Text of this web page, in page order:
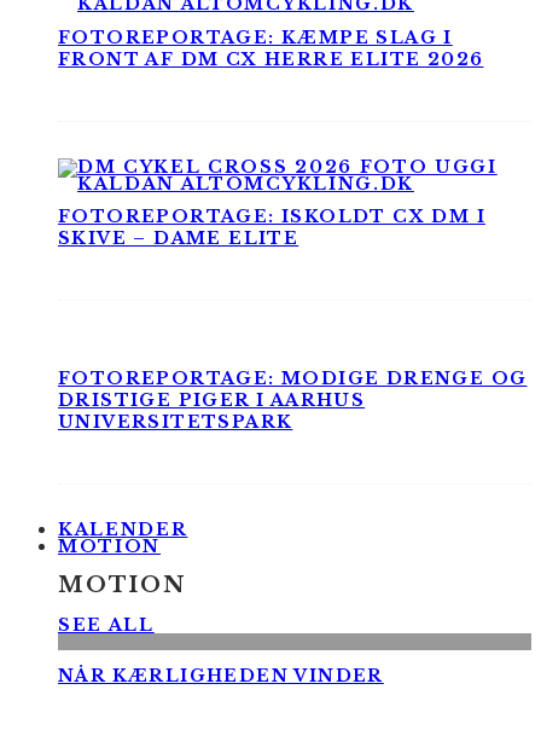
FOTOREPORTAGE: KÆMPE SLAG I
FRONT AF DM CX HERRE ELITE 2026
FOTOREPORTAGE: ISKOLDT CX DM I
SKIVE – DAME ELITE
FOTOREPORTAGE: MODIGE DRENGE OG
DRISTIGE PIGER I AARHUS
UNIVERSITETSPARK
KALENDER
MOTION
MOTION
SEE ALL
NÅR KÆRLIGHEDEN VINDER